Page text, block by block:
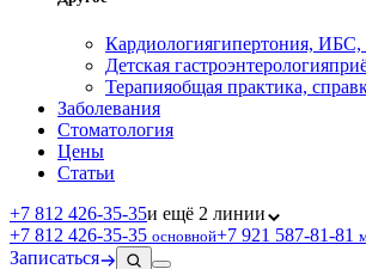
Кардиологиягипертония, ИБС,
Детская гастроэнтерология
Терапияобщая практика,
Заболевания
Стоматология
Цены
Статьи
+7 812 426‑35‑35и ещё 2 линии
+7 812 426‑35‑35 основной+7 921 587‑81‑81
Записаться